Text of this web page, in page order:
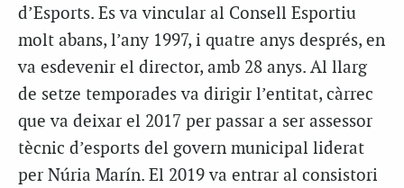
d’Esports. Es va vincular al Consell Esportiu
molt abans, l’any 1997, i quatre anys després, en
va esdevenir el director, amb 28 anys. Al llarg
de setze temporades va dirigir l’entitat, càrrec
que va deixar el 2017 per passar a ser assessor
tècnic d’esports del govern municipal liderat
per Núria Marín. El 2019 va entrar al consistori